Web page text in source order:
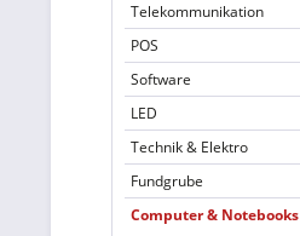
Telekommunikation
POS
Software
LED
Technik & Elektro
Fundgrube
Computer & Notebooks